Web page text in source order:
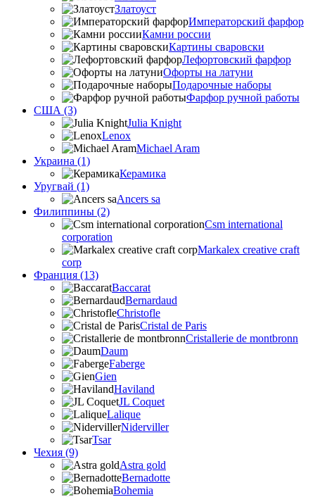
Златоуст
Императорский фарфор
Камни россии
Картины сваровски
Лефортовский фарфор
Офорты на латуни
Подарочные наборы
Фарфор ручной работы
США (3)
Julia Knight
Lenox
Michael Aram
Украина (1)
Керамика
Уругвай (1)
Ancers sa
Филиппины (2)
Csm international
corporation
Markalex creative craft
corp
Франция (13)
Baccarat
Bernardaud
Christofle
Cristal de Paris
Cristallerie de montbronn
Daum
Faberge
Gien
Haviland
JL Coquet
Lalique
Niderviller
Tsar
Чехия (9)
Astra gold
Bernadotte
Bohemia